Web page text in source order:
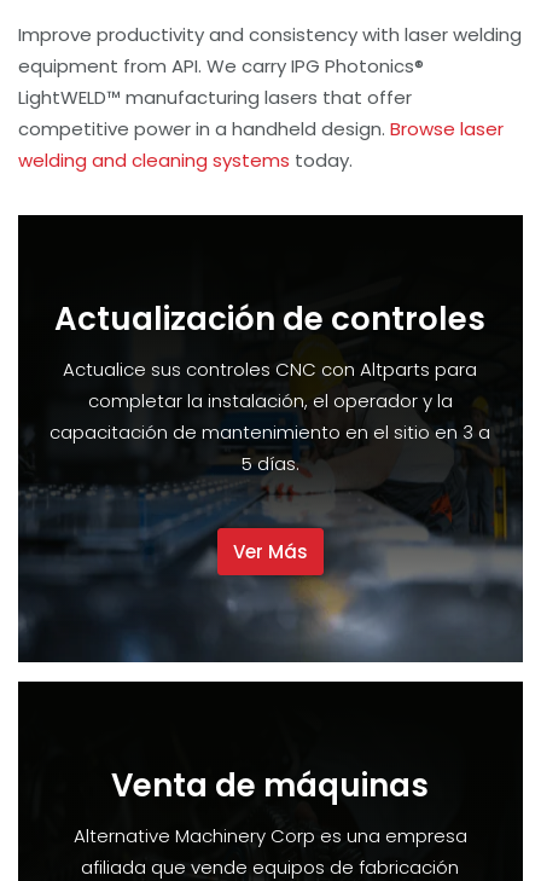
Improve productivity and consistency with laser welding
equipment from API. We carry IPG Photonics®
LightWELD™ manufacturing lasers that offer
competitive power in a handheld design. Browse laser
welding and cleaning systems today.
Actualización de controles
Actualice sus controles CNC con Altparts para
completar la instalación, el operador y la
capacitación de mantenimiento en el sitio en 3 a
5 días.
Ver Más
Venta de máquinas
Alternative Machinery Corp es una empresa
afiliada que vende equipos de fabricación